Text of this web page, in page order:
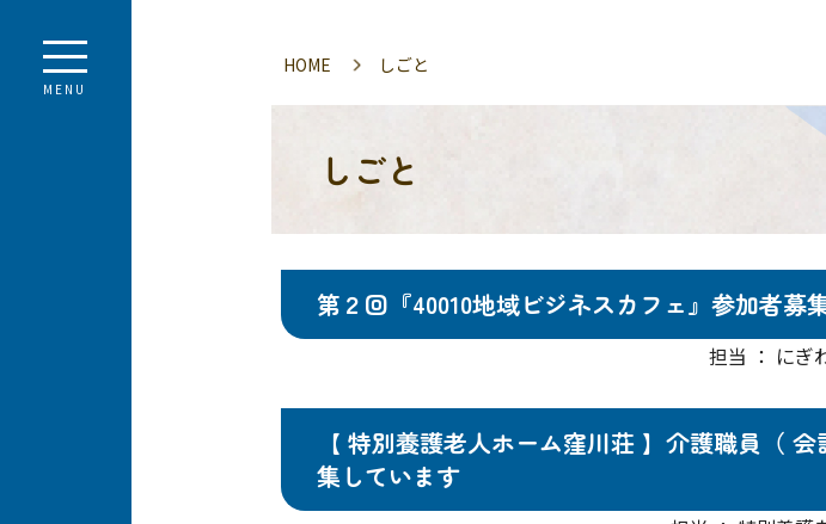
MENU
HOME しごと
しごと
第２回『40010地域ビジネスカフェ』参加者募
担当 ： にぎ
【 特別養護老人ホーム窪川荘 】介護職員（
集しています